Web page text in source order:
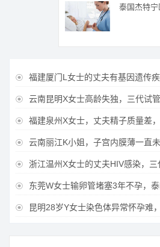
泰国杰特宁
 福建厦门L女士的丈夫有基因遗传
 云南昆明X女士高龄失独，三代试
 福建泉州X女士，丈夫精子质量差
 云南丽江K小姐，子宫内膜薄一直
 浙江温州X女士的丈夫HIV感染，
 东莞W女士输卵管堵塞3年不孕，
 昆明28岁Y女士染色体异常怀孕难